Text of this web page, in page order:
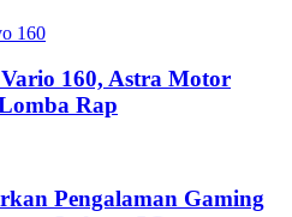
160, Astra Motor
Rap
Pengalaman Gaming